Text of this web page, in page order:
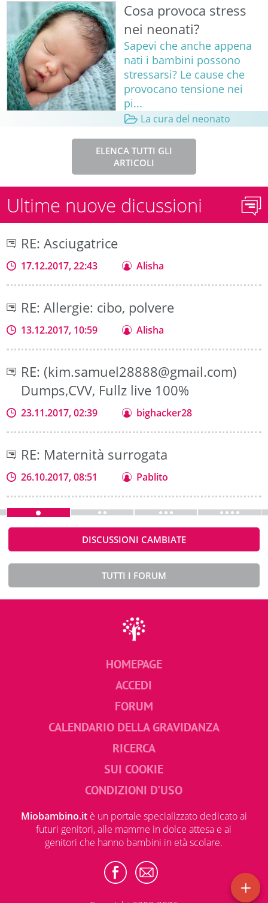
Cosa provoca stress
nei neonati?
Sapevi che anche appena
nati i bambini possono
stressarsi? Le cause che
provocano tensione nei
pi...
La cura del neonato
ELENCA TUTTI GLI
ARTICOLI
Ultime nuove dicussioni
RE: Asciugatrice
17.12.2017, 22:43 Alisha
RE: Allergie: cibo, polvere
13.12.2017, 10:59 Alisha
RE: (kim.samuel28888@gmail.com)
Dumps,CVV, Fullz live 100%
23.11.2017, 02:39 bighacker28
RE: Maternità surrogata
26.10.2017, 08:51 Pablito
DISCUSSIONI CAMBIATE
TUTTI I FORUM
HOMEPAGE
ACCEDI
FORUM
CALENDARIO DELLA GRAVIDANZA
RICERCA
SUI COOKIE
CONDIZIONI D'USO
Miobambino.itè un portale specializzato dedicato ai
futuri genitori, alle mamme in dolce attesa e ai
genitori che hanno bambini in età scolare.